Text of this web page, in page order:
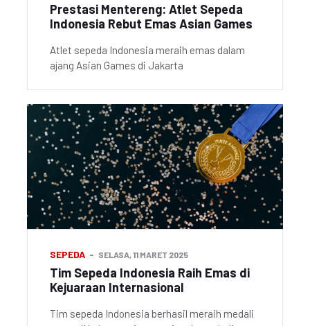
Prestasi Mentereng: Atlet Sepeda
Indonesia Rebut Emas Asian Games
Atlet sepeda Indonesia meraih emas dalam
ajang Asian Games di Jakarta
SEPEDA SELASA, 11 MARET 2025
Tim Sepeda Indonesia Raih Emas di
Kejuaraan Internasional
Tim sepeda Indonesia berhasil meraih medali